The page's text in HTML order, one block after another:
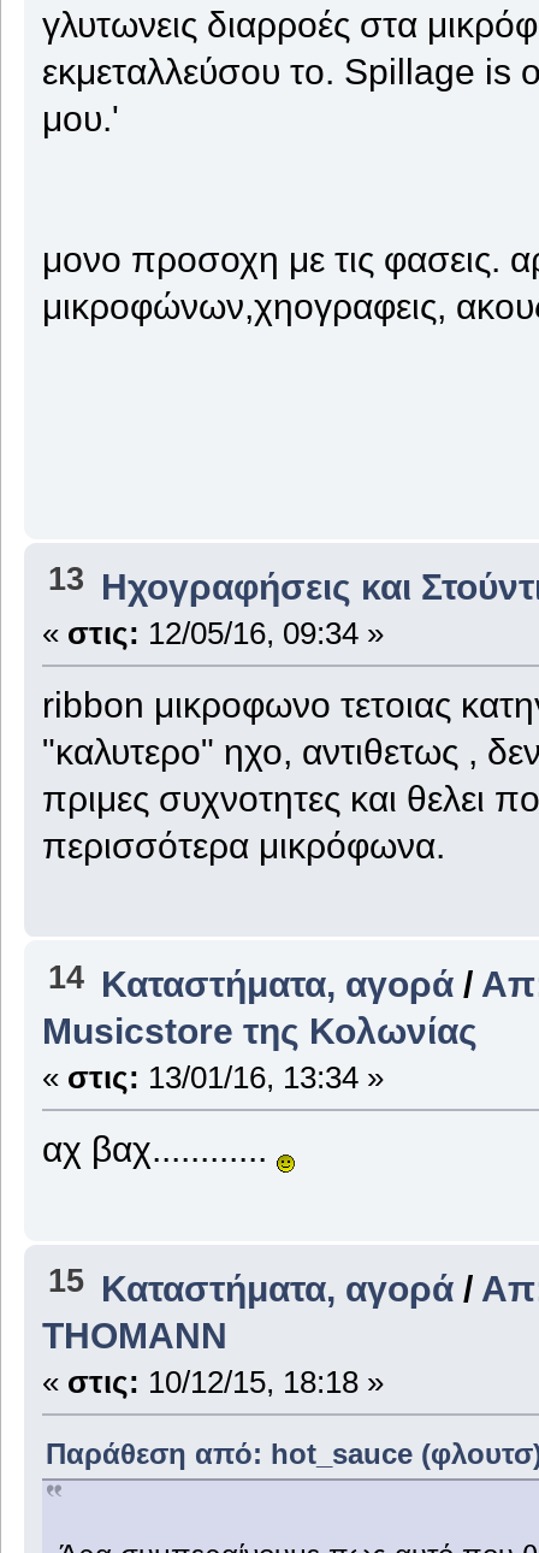
γλυτωνεις διαρροές στα
εκμεταλλεύσου το. Spillage is
μου.'
μονο προσοχη με τις φασεις.
μικροφώνων,χηογραφεις,
13 Ηχογραφήσεις και
« στις: 12/05/16, 09:34 »
ribbon μικροφωνο τετοιας
"καλυτερο" ηχο, αντιθετως ,
πριμες συχνοτητες και
περισσότερα μικρόφωνα.
14 Καταστήματα, αγορά /
Musicstore της Κολωνίας
« στις: 13/01/16, 13:34 »
αχ βαχ............
15 Καταστήματα, αγορά /
THOMANΝ
« στις: 10/12/15, 18:18 »
Παράθεση από: hot_sauce (φλουτσ)